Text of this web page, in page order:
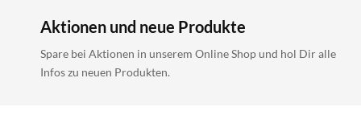
Aktionen und neue Produkte
Spare bei Aktionen in unserem Online Shop und hol Dir alle
Infos zu neuen Produkten.